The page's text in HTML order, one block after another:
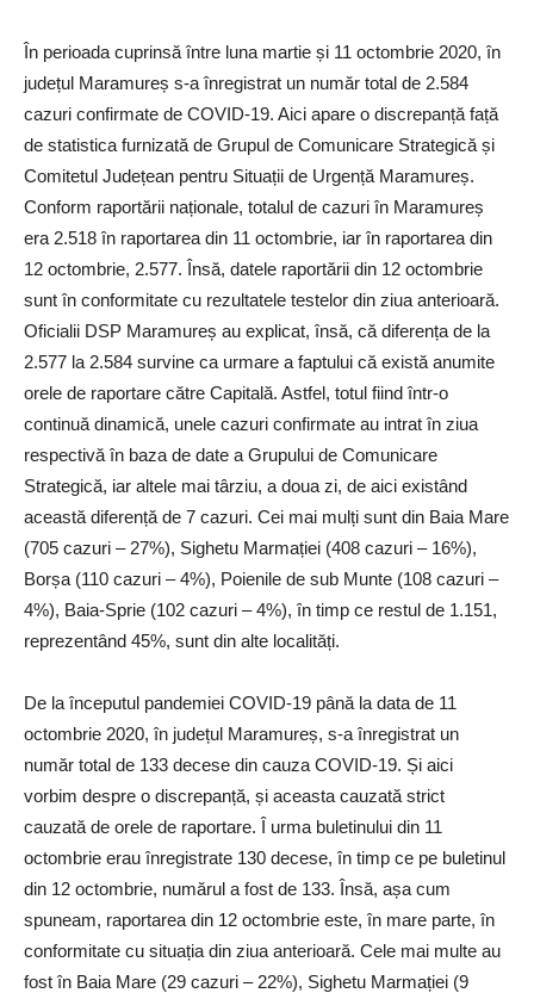
În perioada cuprinsă între luna martie și 11 octombrie 2020, în
județul Maramureș s-a înregistrat un număr total de 2.584
cazuri confirmate de COVID-19. Aici apare o discrepanță față
de statistica furnizată de Grupul de Comunicare Strategică și
Comitetul Județean pentru Situații de Urgență Maramureș.
Conform raportării naționale, totalul de cazuri în Maramureș
era 2.518 în raportarea din 11 octombrie, iar în raportarea din
12 octombrie, 2.577. Însă, datele raportării din 12 octombrie
sunt în conformitate cu rezultatele testelor din ziua anterioară.
Oficialii DSP Maramureș au explicat, însă, că diferența de la
2.577 la 2.584 survine ca urmare a faptului că există anumite
orele de raportare către Capitală. Astfel, totul fiind într-o
continuă dinamică, unele cazuri confirmate au intrat în ziua
respectivă în baza de date a Grupului de Comunicare
Strategică, iar altele mai târziu, a doua zi, de aici existând
această diferență de 7 cazuri. Cei mai mulți sunt din Baia Mare
(705 cazuri – 27%), Sighetu Marmației (408 cazuri – 16%),
Borșa (110 cazuri – 4%), Poienile de sub Munte (108 cazuri –
4%), Baia-Sprie (102 cazuri – 4%), în timp ce restul de 1.151,
reprezentând 45%, sunt din alte localități.
De la începutul pandemiei COVID-19 până la data de 11
octombrie 2020, în județul Maramureș, s-a înregistrat un
număr total de 133 decese din cauza COVID-19. Și aici
vorbim despre o discrepanță, și aceasta cauzată strict
cauzată de orele de raportare. Î urma buletinului din 11
octombrie erau înregistrate 130 decese, în timp ce pe buletinul
din 12 octombrie, numărul a fost de 133. Însă, așa cum
spuneam, raportarea din 12 octombrie este, în mare parte, în
conformitate cu situația din ziua anterioară. Cele mai multe au
fost în Baia Mare (29 cazuri – 22%), Sighetu Marmației (9